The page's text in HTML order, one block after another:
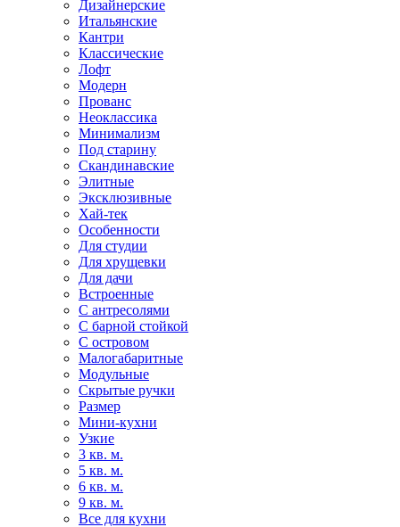
Дизайнерские
Итальянские
Кантри
Классические
Лофт
Модерн
Прованс
Неоклассика
Минимализм
Под старину
Скандинавские
Элитные
Эксклюзивные
Хай-тек
Особенности
Для студии
Для хрущевки
Для дачи
Встроенные
С антресолями
С барной стойкой
С островом
Малогабаритные
Модульные
Скрытые ручки
Размер
Мини-кухни
Узкие
3 кв. м.
5 кв. м.
6 кв. м.
9 кв. м.
Все для кухни